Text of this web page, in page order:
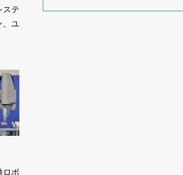
ステ
、ユ
ロボ